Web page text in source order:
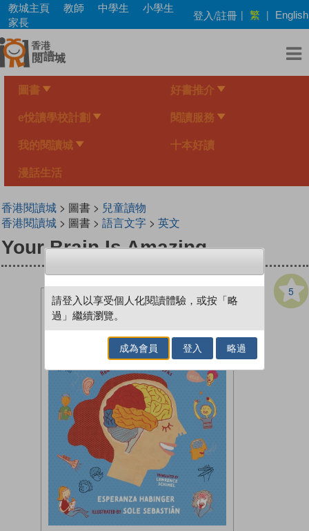
Skip
main
content
教城主頁 教師 中學生
小學生
家長
登入/註冊 | 繁 | English
圖書 好書推介
e悅讀學校計劃 閱讀服務
我的閱讀城 十本好讀
漫話生活
香港閱讀城> 圖書 > 兒童讀物
香港閱讀城> 圖書 > 語言文字> 英文
Your Brain Is Amazing
5
請登入以享受個人化閱讀體驗，或按「略
過」繼續瀏覽。
成為會員 登入 略過